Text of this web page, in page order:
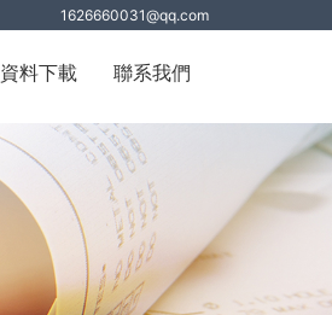
1626660031@qq.com
資料下載 聯系我們